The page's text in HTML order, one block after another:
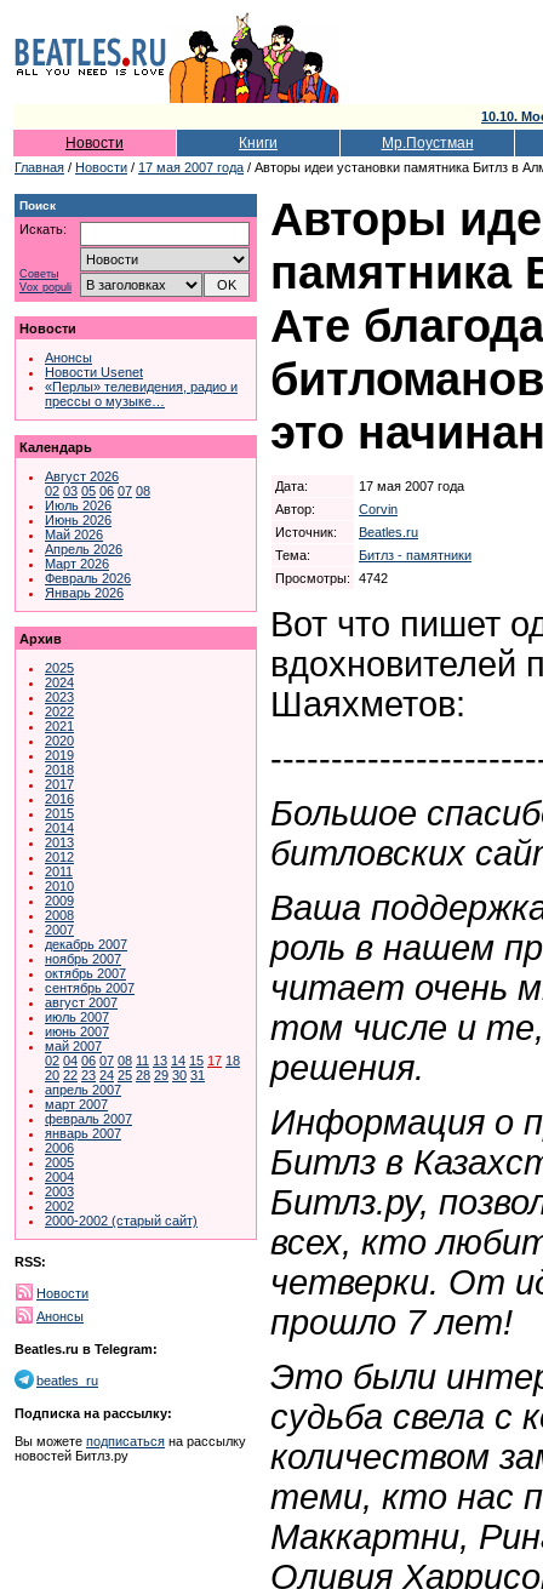
10.10.
Новости Книги Мр.Поустман
Главная / Новости / 17 мая 2007 года / Авторы идеи установки памятника Битлз в
Поиск
Искать:
Советы
Vox populi
Новости
Анонсы
Новости Usenet
«Перлы» телевидения, радио и
прессы о музыке…
Календарь
Август 2026
02 03 05 06 07 08
Июль 2026
Июнь 2026
Май 2026
Апрель 2026
Март 2026
Февраль 2026
Январь 2026
Архив
2025
2024
2023
2022
2021
2020
2019
2018
2017
2016
2015
2014
2013
2012
2011
2010
2009
2008
2007
декабрь 2007
ноябрь 2007
октябрь 2007
сентябрь 2007
август 2007
июль 2007
июнь 2007
май 2007
02 04 06 07 08 11 13 14 15 17 18
20 22 23 24 25 28 29 30 31
апрель 2007
март 2007
февраль 2007
январь 2007
2006
2005
2004
2003
2002
2000-2002 (старый сайт)
RSS:
Новости
Анонсы
Beatles.ru в Telegram:
beatles_ru
Подписка на рассылку:
Вы можете подписаться на рассылку
новостей Битлз.ру
Авторы
памятника
Ате
это
Дата:
17 мая 2007 года
Автор:
Corvin
Источник:
Beatles.ru
Тема:
Битлз - памятники
Просмотры:
4742
Вот что пишет
вдохновителей
Шаяхметов:
Большое
битловских
Ваша
роль в нашем
читает очень
том числе и
решения.
Информация о
Битлз в
Битлз.ру,
всех, кто
четверки. От
прошло 7 лет!
Это были
судьба свела с
количеством
теми, кто нас
Маккартни,
Оливия